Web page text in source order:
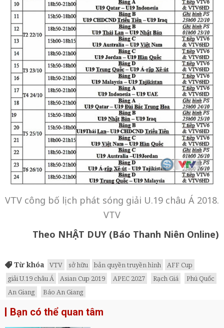
VTV công bố lịch phát sóng giải U.19 châu Á 2018.
VTV
Theo NHẬT DUY (Báo Thanh Niên Online)
Từ khóa VTV sở hữu bản quyền truyền hình
AFF Cup
giải U.19 châu Á
Asian Cup 2019 APEC 2027 Rạch Giá
Phú Quốc
An Giang
Báo An Giang
Bạn có thể quan tâm